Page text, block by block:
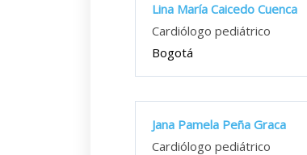
Lina María Caicedo Cuenca
Cardiólogo pediátrico
Bogotá
Jana Pamela Peña Graca
Cardiólogo pediátrico